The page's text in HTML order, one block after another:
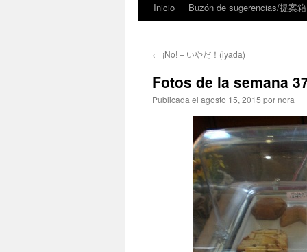
Inicio Buzón de sugerencias/提案箱
← ¡No! – いやだ！(iyada)
Fotos de la semana
Publicada el agosto 15, 2015 por nora